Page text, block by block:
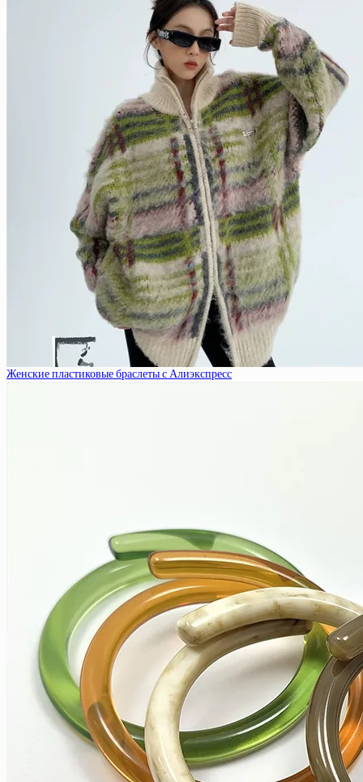
Женские пластиковые браслеты с Алиэкспресс